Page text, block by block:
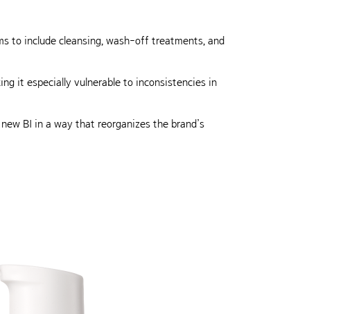
to include cleansing, wash-off treatments, and
it especially vulnerable to inconsistencies in
BI in a way that reorganizes the brand’s